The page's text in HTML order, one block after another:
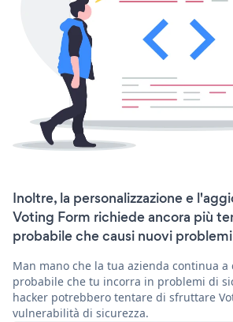
Inoltre, la personalizzazione e
Voting Form richiede ancora più
probabile che causi nuovi
Man mano che la tua azienda continua a
probabile che tu incorra in problemi di
hacker potrebbero tentare di sfruttare
vulnerabilità di sicurezza.